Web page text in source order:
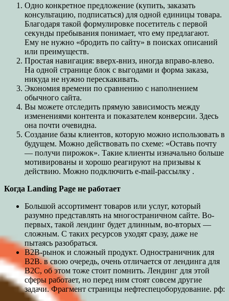
Одно конкретное предложение (купить, заказать
консультацию, подписаться) для одной единицы товара.
Благодаря такой формулировке посетитель с первой
секунды пребывания понимает, что ему предлагают.
Ему не нужно «бродить по сайту» в поисках описаний
или преимуществ.
Простая навигация: вверх-вниз, иногда вправо-влево.
На одной странице блок с выгодами и форма заказа,
никуда не нужно перескакивать.
Экономия времени по сравнению с наполнением
обычного сайта.
Вы можете отследить прямую зависимость между
изменениями контента и показателем конверсии. Здесь
она почти очевидна.
Создание базы клиентов, которую можно использовать в
будущем. Можно действовать по схеме: «Оставь почту
— получи пирожок». Такие клиенты изначально больше
мотивированы и хорошо реагируют на призывы к
действию. Можно подключить e-mail-рассылку .
Когда Landing Page не работает
Большой ассортимент товаров или услуг, который
разумно представлять на многостраничном сайте. Во-
первых, такой лендинг будет длинным, во-вторых —
сложным. С таких ресурсов уходят сразу, даже не
пытаясь разобраться.
B2B-рынок и сложный продукт. Одностраничник для
B2B. в свою очередь, очень отличается от лендинга для
B2C, об этом тоже стоит помнить. Лендинг для этой
сферы работает, но перед ним стоят совсем другие
задачи. Фрагмент страницы нефтеспецоборудование. рф: